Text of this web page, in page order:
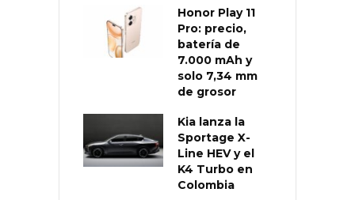
Honor Play 11
Pro: precio,
batería de
7.000 mAh y
solo 7,34 mm
de grosor
Kia lanza la
Sportage X-
Line HEV y el
K4 Turbo en
Colombia